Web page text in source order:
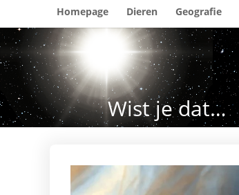
Homepage Dieren Geografie
Wist je dat…